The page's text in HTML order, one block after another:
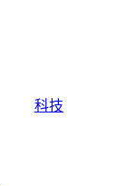
科技